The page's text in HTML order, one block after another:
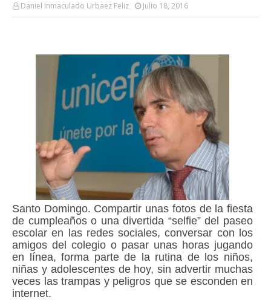
Daniel Inmaculado Urbaez Feliz Julio 18, 2016
Santo Domingo. Compartir unas fotos de la fiesta
de cumpleaños o una divertida “selfie” del paseo
escolar en las redes sociales, conversar con los
amigos del colegio o pasar unas horas jugando
en línea, forma parte de la rutina de los niños,
niñas y adolescentes de hoy, sin advertir muchas
veces las trampas y peligros que se esconden en
internet.